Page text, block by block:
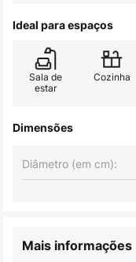
Ideal para espaços
Sala de
estar
Cozinha
Dimensões
Diâmetro (em cm):
Mais informações